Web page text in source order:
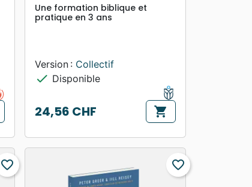
Une formation biblique et
pratique en 3 ans
Version : Collectif
check Disponible
Prix
24,56 CHF shopping_cart
favorite_border favorite_border